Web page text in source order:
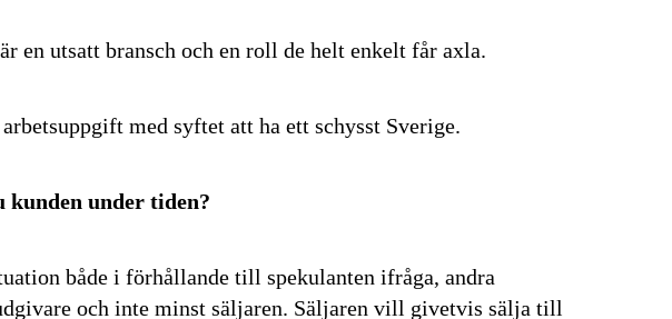
en utsatt bransch och en roll de helt enkelt får axla.
med syftet att ha ett schysst Sverige.
kunden under tiden?
både i förhållande till spekulanten ifråga, andra
och inte minst säljaren. Säljaren vill givetvis sälja till